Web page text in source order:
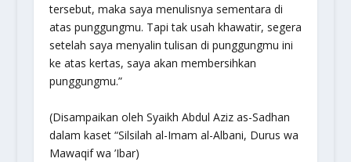
tersebut, maka saya menulisnya sementara di
atas punggungmu. Tapi tak usah khawatir, segera
setelah saya menyalin tulisan di punggungmu ini
ke atas kertas, saya akan membersihkan
punggungmu.”
(Disampaikan oleh Syaikh Abdul Aziz as-Sadhan
dalam kaset “Silsilah al-Imam al-Albani, Durus wa
Mawaqif wa ’Ibar)